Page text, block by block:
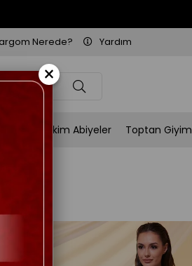
Nerede? Yardım
Özel Dikim Abiyeler Toptan Giyim
×